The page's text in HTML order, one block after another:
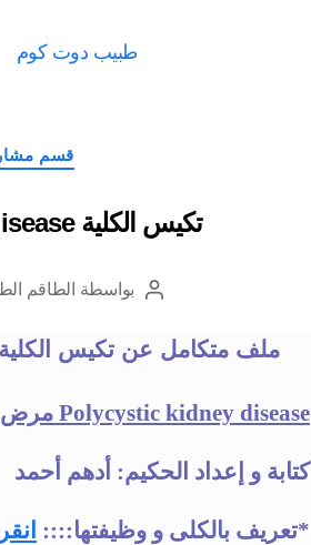
طبيب دوت كوم
قسم
تكيس الكلية Polycystic kidney disease
كاتببواسطة الطاقم
ملف متكامل عن تكيس الكلية Polycystic kidney disease
Polycystic kidney disease مرض
كتابة و إعداد الحكيم: أدهم أحمد
*تعريف بالكلى و وظيفتها::::